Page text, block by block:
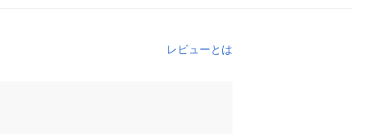
レビューとは